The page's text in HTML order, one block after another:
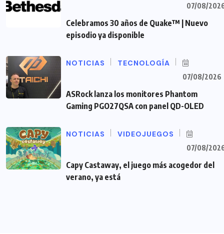
07/08/
Celebramos 30 años de Quake™ | Nuevo
episodio ya disponible
NOTICIAS TECNOLOGÍA
07/08/2026
ASRock lanza los monitores Phantom
Gaming PGO27QSA con panel QD-OLED
NOTICIAS VIDEOJUEGOS
07/08/
Capy Castaway, el juego más acogedor del
verano, ya está